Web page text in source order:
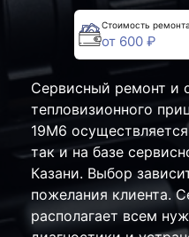
Стоимость ремонта
от 600 ₽
Сервисный ремонт и
тепловизионного
19M6
так и на базе
Казани. Выбор
пожелания клиента.
располагает всем